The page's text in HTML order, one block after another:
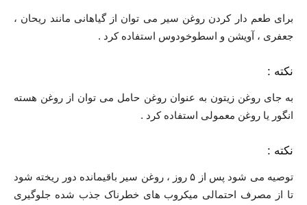
برای طعم دار کردن روغن سیر می توان از گیاهانی مانند ریحان ،
جعفری ، آویشن و اسطوخودوس استفاده کرد .
نکته :
به جای روغن زیتون به عنوان روغن حامل می توان از روغن هسته
انگور یا روغن معمولی استفاده کرد .
نکته :
توصیه می شود پس از ۵ روز ، روغن سیر باقیمانده دور ریخته شود
تا از مصرف احتمالی میکروب های خطرناک جذب شده جلوگیری